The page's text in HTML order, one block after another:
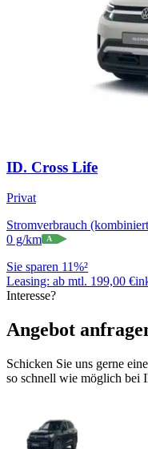
ID. Cross Life
Privat
Stromverbrauch
0 g/km A
Sie sparen 11%²
Leasing: ab mtl. 199,00 €
Interesse?
Angebot
Schicken Sie uns gerne
so schnell wie möglich bei